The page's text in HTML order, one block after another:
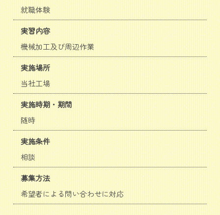
就職体験
実習内容
機械加工及び周辺作業
実施場所
当社工場
実施時期・期間
随時
実施条件
相談
募集方法
希望者による問い合わせに対応